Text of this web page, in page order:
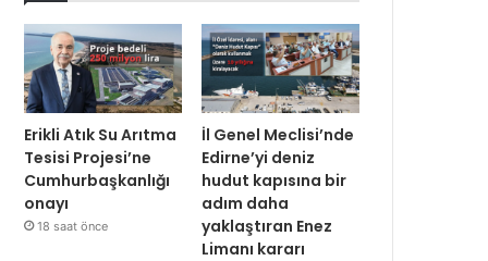
Erikli Atık Su Arıtma
Tesisi Projesi’ne
Cumhurbaşkanlığı
onayı
18 saat önce
İl Genel Meclisi’nde
Edirne’yi deniz
hudut kapısına bir
adım daha
yaklaştıran Enez
Limanı kararı